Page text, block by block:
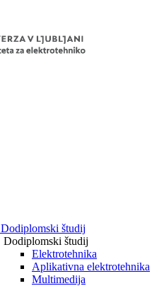
Dodiplomski študij
Dodiplomski študij
Elektrotehnika
Aplikativna elektrotehnika
Multimedija